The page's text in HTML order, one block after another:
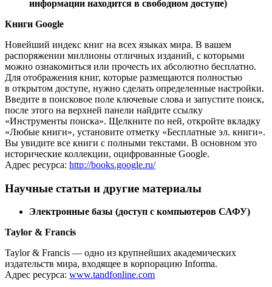
информации находится в свободном доступе)
Книги Google
Новейший индекс книг на всех языках мира. В вашем
распоряжении миллионы отличных изданий, с которыми
можно ознакомиться или прочесть их абсолютно бесплатно.
Для отображения книг, которые размещаются полностью
в открытом доступе, нужно сделать определенные настройки.
Введите в поисковое поле ключевые слова и запустите поиск,
после этого на верхней панели найдите ссылку
«Инструменты поиска». Щелкните по ней, откройте вкладку
«Любые книги», установите отметку «Бесплатные эл. книги».
Вы увидите все книги с полными текстами. В основном это
исторические коллекции, оцифрованные Google.
Адрес ресурса: http://books.google.ru/
Научные статьи и другие материалы
Электронные базы (доступ с компьютеров САФУ)
Taylor & Francis
Taylor & Francis — одно из крупнейших академических
издательств мира, входящее в корпорацию Informa.
Адрес ресурса: www.tandfonline.com